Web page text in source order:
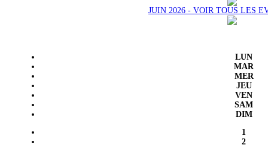
JUIN 2026 - VOIR TOUS LES
LUN
MAR
MER
JEU
VEN
SAM
DIM
1
2